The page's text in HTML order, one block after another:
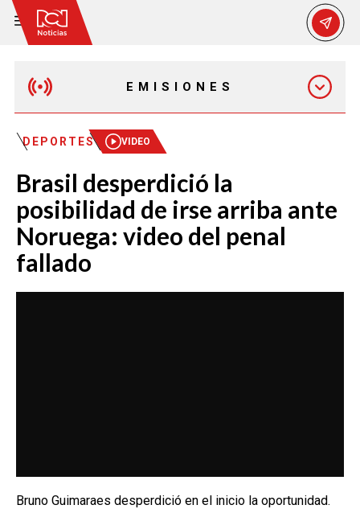
EMISIONES
EMISIÓN 12:30 PM
EMISIÓN 7:00 PM
DEPORTES VIDEO
Brasil desperdició la
posibilidad de irse arriba ante
Noruega: video del penal
fallado
Bruno Guimaraes desperdició en el inicio la oportunidad.